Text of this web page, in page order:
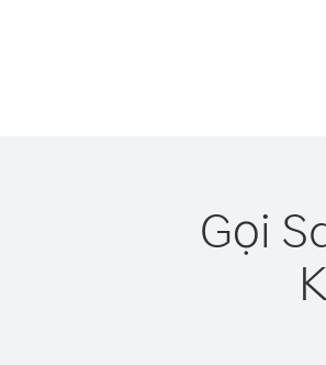
Gọi